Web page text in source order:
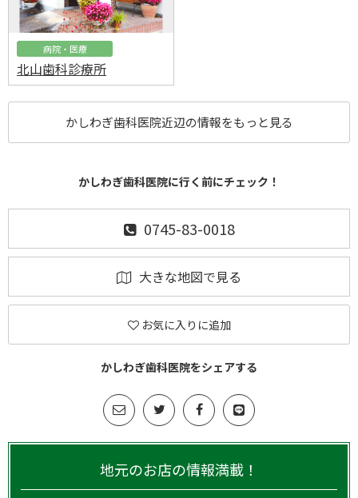
病院・医療
北山歯科診療所
かしわぎ歯科医院近辺の情報をもっと見る
かしわぎ歯科医院に行く前にチェック！
0745-83-0018
大きな地図で見る
お気に入りに追加
かしわぎ歯科医院をシェアする
地元のお店の情報満載！